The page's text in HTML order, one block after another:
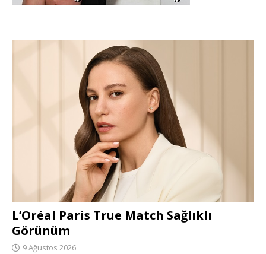
L’Oréal Paris True Match Sağlıklı
Görünüm
9 Ağustos 2026